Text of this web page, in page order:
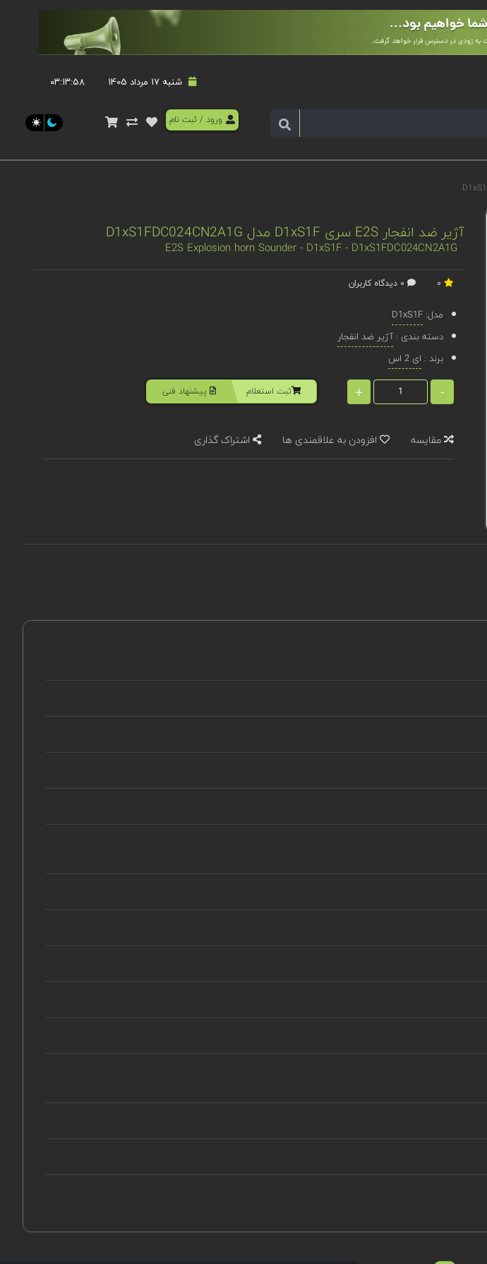
شنبه 17 مرداد 1405 ۰۳:۱۳:۵۸
ورود / ثبت نام
آژیر ضد انفجار E2S سری D1xS1F مدل D1xS1FDC024CN2A1G
E2S Explosion horn Sounder - D1xS1F - D1xS1FDC024CN2A1G
مدل: D1xS1F
دسته بندی : آژیر ضد انفجار
برند : ای 2 اس
-
+ ثبت استعلام پیشنهاد فنی
مقایسه افزودن به علاقمندی ها اشتراک گذاری